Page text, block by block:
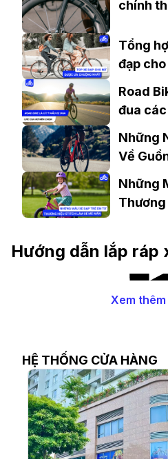
chính
Tổng
đạp
Road
đua
Những
Về
Khi Đạp
Những
Thương
Hướng dẫn lắp ráp
Xem
HỆ THỐNG CỬA HÀNG